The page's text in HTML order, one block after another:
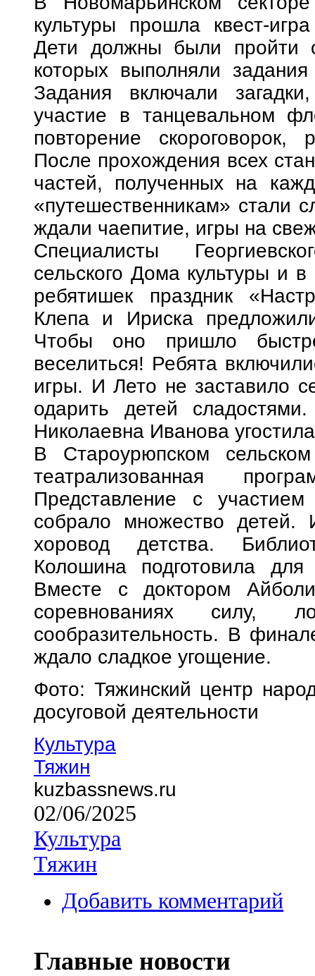
культуры прошла квест-
Дети должны были пройти
которых выполняли
Задания включали
участие в танцевальном
повторение
После прохождения всех
частей, полученных на
«путешественникам» стали
ждали чаепитие, игры на
Специалисты
сельского Дома культуры и
ребятишек праздник
Клепа и Ириска
Чтобы оно пришло
веселиться! Ребята
игры. И Лето не заставило
одарить детей
Николаевна Иванова
В Староурюпском
театрализованная
Представление с
собрало множество
хоровод детства.
Колошина подготовила для
Вместе с доктором
соревнованиях силу,
сообразительность. В
ждало сладкое угощение.
Фото: Тяжинский центр
досуговой деятельности
Культура
Тяжин
kuzbassnews.ru
02/06/2025
Культура
Тяжин
Добавить комментарий
Главные новости